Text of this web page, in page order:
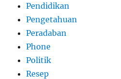
Pendidikan
Pengetahuan
Peradaban
Phone
Politik
Resep